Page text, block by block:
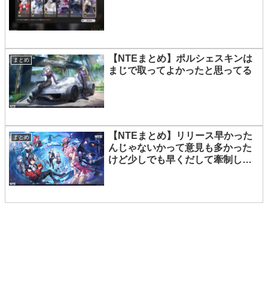
まとめ
【NTEまとめ】ポルシェスキンは
まじで取ってよかったと思ってる
まとめ
【NTEまとめ】リリース早かった
んじゃないかって意見も多かった
けど少しでも早くだして牽制した